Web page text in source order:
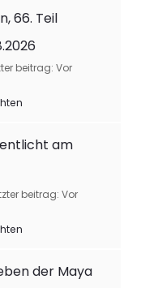
66. Teil
beitrag: Vor
am
beitrag: Vor
der Maya